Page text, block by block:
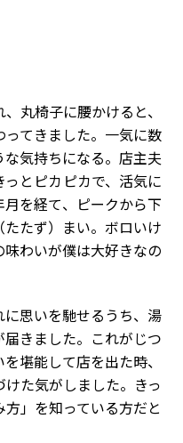
丸椅子に腰かけると、
てきました。一気に数
気持ちになる。店主夫
とピカピカで、活気に
を経て、ピークから下
たず）まい。ボロいけ
わいが僕は大好きなの
思いを馳せるうち、湯
きました。これがじつ
堪能して店を出た時、
た気がしました。きっ
」を知っている方だと